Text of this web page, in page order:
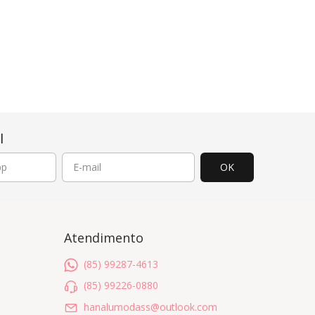
Atendimento
(85) 99287-4613
(85) 99226-0880
hanalumodass@outlook.com